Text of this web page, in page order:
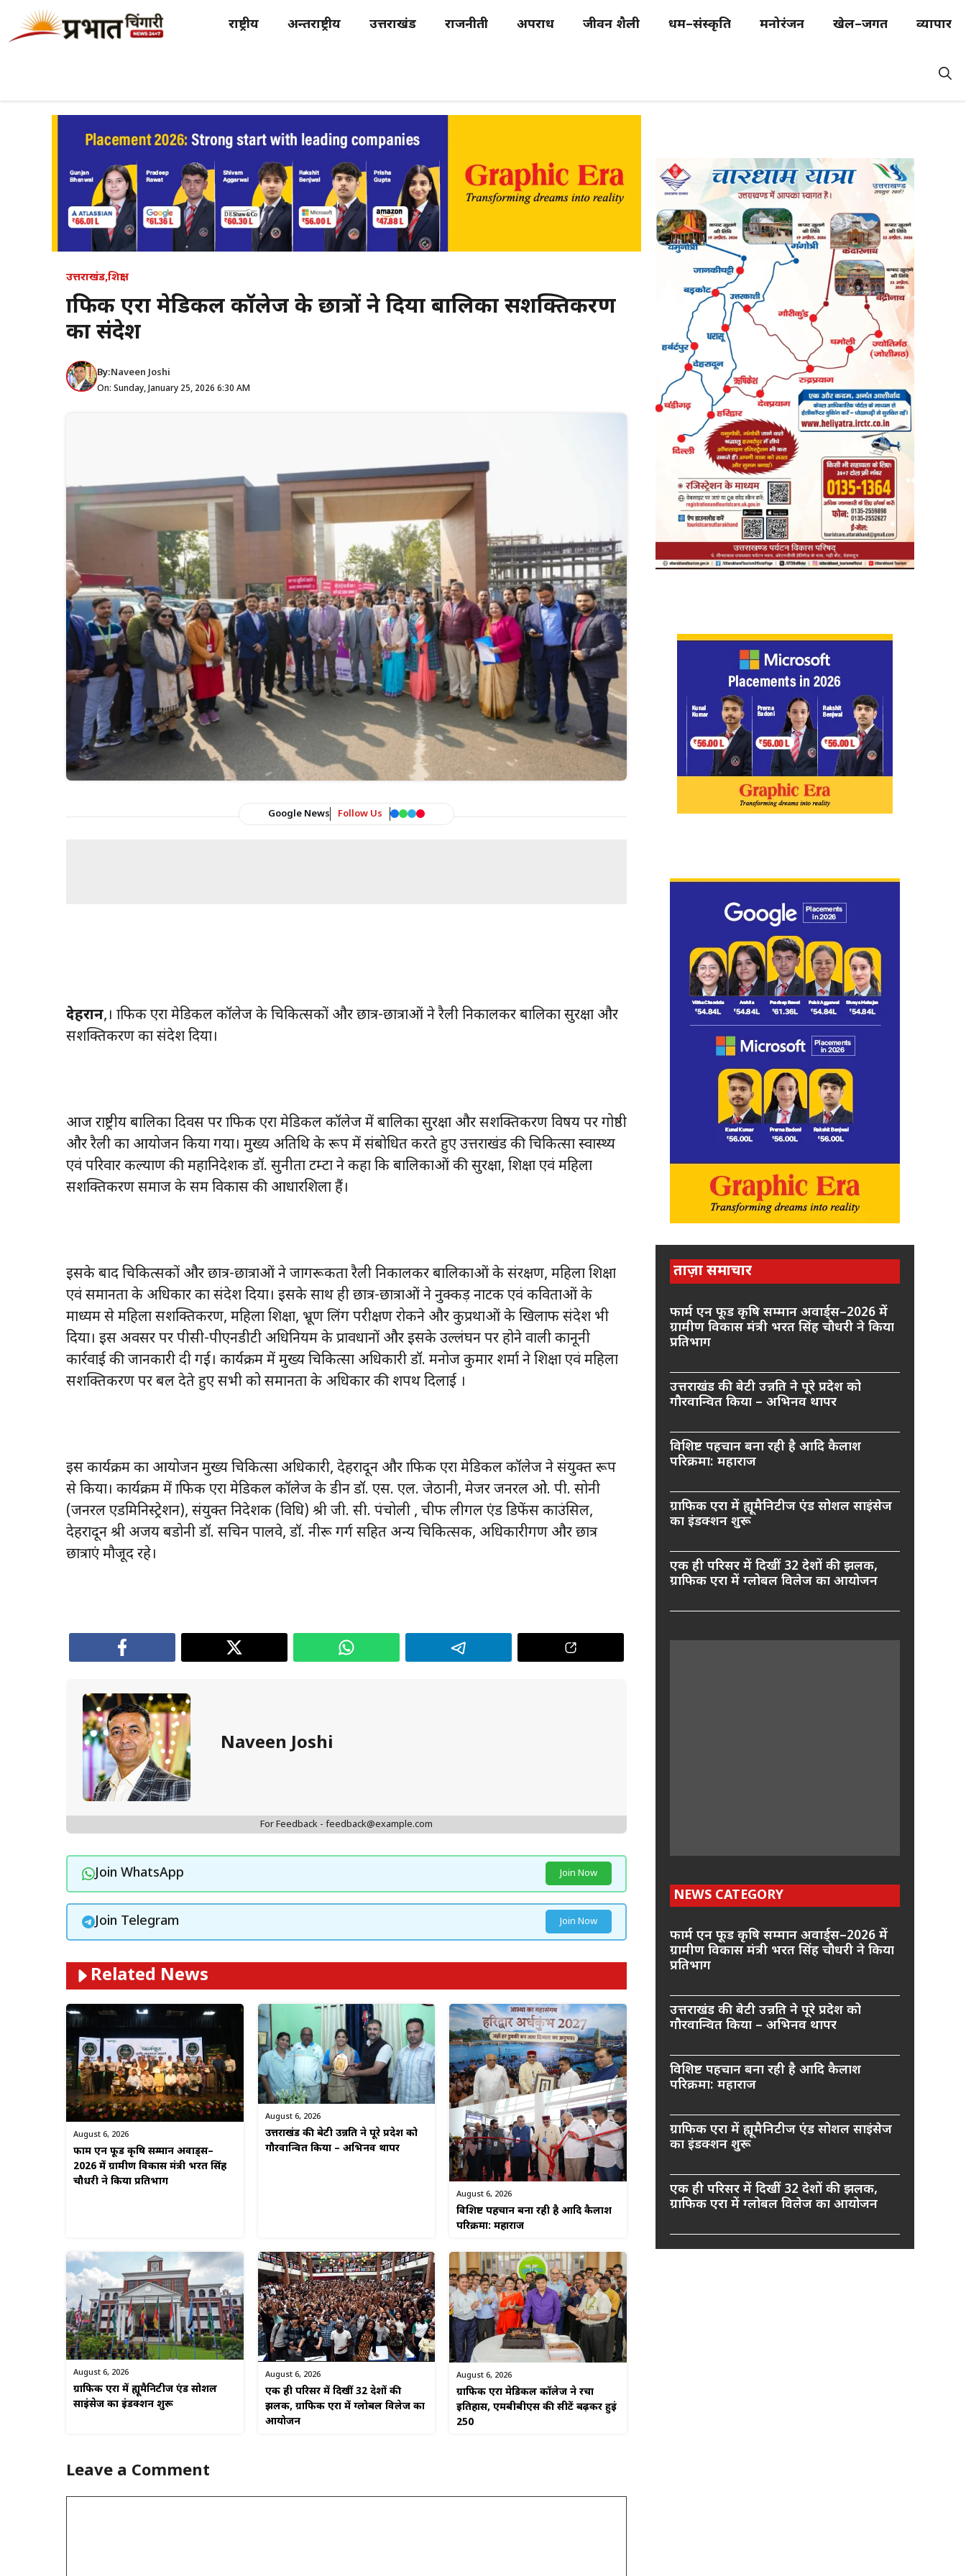
राष्ट्रीय अन्तर्राष्ट्रीय उत्तराखंड राजनीती अपराध जीवन शैली धर्म–संस्कृति मनोरंजन खेल–जगत व्यापार
उत्तराखंड,शिक्षा
ग्राफिक एरा मेडिकल कॉलेज के छात्रों ने दिया बालिका सशक्तिकरण
का संदेश
By:Naveen Joshi
On: Sunday, January 25, 2026 6:30 AM
Google News Follow Us
देहरादून,। ग्राफिक एरा मेडिकल कॉलेज के चिकित्सकों और छात्र-छात्राओं ने रैली निकालकर बालिका सुरक्षा और
सशक्तिकरण का संदेश दिया।
आज राष्ट्रीय बालिका दिवस पर ग्राफिक एरा मेडिकल कॉलेज में बालिका सुरक्षा और सशक्तिकरण विषय पर गोष्ठी
और रैली का आयोजन किया गया। मुख्य अतिथि के रूप में संबोधित करते हुए उत्तराखंड की चिकित्सा स्वास्थ्य
एवं परिवार कल्याण की महानिदेशक डॉ. सुनीता टम्टा ने कहा कि बालिकाओं की सुरक्षा, शिक्षा एवं महिला
सशक्तिकरण समाज के समग्र विकास की आधारशिला हैं।
इसके बाद चिकित्सकों और छात्र-छात्राओं ने जागरूकता रैली निकालकर बालिकाओं के संरक्षण, महिला शिक्षा
एवं समानता के अधिकार का संदेश दिया। इसके साथ ही छात्र-छात्राओं ने नुक्कड़ नाटक एवं कविताओं के
माध्यम से महिला सशक्तिकरण, महिला शिक्षा, भ्रूण लिंग परीक्षण रोकने और कुप्रथाओं के खिलाफ संदेश भी
दिया। इस अवसर पर पीसी-पीएनडीटी अधिनियम के प्रावधानों और इसके उल्लंघन पर होने वाली कानूनी
कार्रवाई की जानकारी दी गई। कार्यक्रम में मुख्य चिकित्सा अधिकारी डॉ. मनोज कुमार शर्मा ने शिक्षा एवं महिला
सशक्तिकरण पर बल देते हुए सभी को समानता के अधिकार की शपथ दिलाई ।
इस कार्यक्रम का आयोजन मुख्य चिकित्सा अधिकारी, देहरादून और ग्राफिक एरा मेडिकल कॉलेज ने संयुक्त रूप
से किया। कार्यक्रम में ग्राफिक एरा मेडिकल कॉलेज के डीन डॉ. एस. एल. जेठानी, मेजर जनरल ओ. पी. सोनी
(जनरल एडमिनिस्ट्रेशन), संयुक्त निदेशक (विधि) श्री जी. सी. पंचोली , चीफ लीगल एंड डिफेंस काउंसिल,
देहरादून श्री अजय बडोनी डॉ. सचिन पालवे, डॉ. नीरू गर्ग सहित अन्य चिकित्सक, अधिकारीगण और छात्र
छात्राएं मौजूद रहे।
Naveen Joshi
For Feedback - feedback@example.com
Join WhatsApp Join Now
Join Telegram Join Now
Related News
August 6, 2026
फार्म एन फूड कृषि सम्मान अवार्ड्स–
2026 में ग्रामीण विकास मंत्री भरत सिंह
चौधरी ने किया प्रतिभाग
August 6, 2026
उत्तराखंड की बेटी उन्नति ने पूरे प्रदेश को
गौरवान्वित किया – अभिनव थापर
August 6, 2026
विशिष्ट पहचान बना रही है आदि कैलाश
परिक्रमा: महाराज
August 6, 2026
ग्राफिक एरा में ह्यूमैनिटीज एंड सोशल
साइंसेज का इंडक्शन शुरू
August 6, 2026
एक ही परिसर में दिखीं 32 देशों की
झलक, ग्राफिक एरा में ग्लोबल विलेज का
आयोजन
August 6, 2026
ग्राफिक एरा मेडिकल कॉलेज ने रचा
इतिहास, एमबीबीएस की सीटें बढ़कर हुईं
250
Leave a Comment
ताज़ा समाचार
फार्म एन फूड कृषि सम्मान अवार्ड्स–2026 में
ग्रामीण विकास मंत्री भरत सिंह चौधरी ने किया
प्रतिभाग
उत्तराखंड की बेटी उन्नति ने पूरे प्रदेश को
गौरवान्वित किया – अभिनव थापर
विशिष्ट पहचान बना रही है आदि कैलाश
परिक्रमा: महाराज
ग्राफिक एरा में ह्यूमैनिटीज एंड सोशल साइंसेज
का इंडक्शन शुरू
एक ही परिसर में दिखीं 32 देशों की झलक,
ग्राफिक एरा में ग्लोबल विलेज का आयोजन
NEWS CATEGORY
फार्म एन फूड कृषि सम्मान अवार्ड्स–2026 में
ग्रामीण विकास मंत्री भरत सिंह चौधरी ने किया
प्रतिभाग
उत्तराखंड की बेटी उन्नति ने पूरे प्रदेश को
गौरवान्वित किया – अभिनव थापर
विशिष्ट पहचान बना रही है आदि कैलाश
परिक्रमा: महाराज
ग्राफिक एरा में ह्यूमैनिटीज एंड सोशल साइंसेज
का इंडक्शन शुरू
एक ही परिसर में दिखीं 32 देशों की झलक,
ग्राफिक एरा में ग्लोबल विलेज का आयोजन